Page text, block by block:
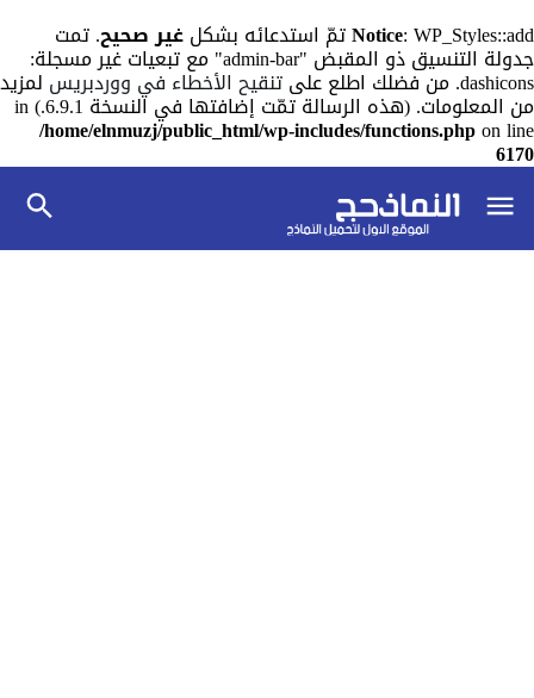
Notice: WP_Styles::add تمّ استدعائه بشكل غير صحيح. تمت
جدولة التنسيق ذو المقبض "admin-bar" مع تبعيات غير مسجلة:
dashicons. من فضلك اطلع على تنقيح الأخطاء في ووردبريس لمزيد
من المعلومات. (هذه الرسالة تمّت إضافتها في النسخة 6.9.1.) in
/home/elnmuzj/public_html/wp-includes/functions.phpon line
6170